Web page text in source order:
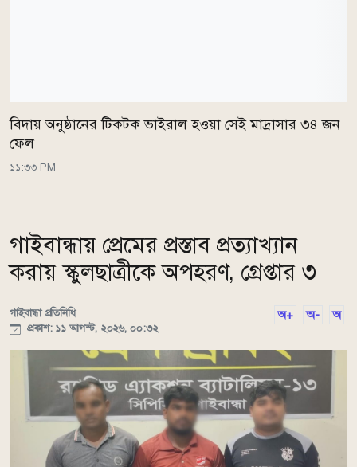
বিদায় অনুষ্ঠানের টিকটক ভাইরাল হওয়া সেই মাদ্রাসার ৩৪ জন
ফেল
১১:৩৩ PM
গাইবান্ধায় প্রেমের প্রস্তাব প্রত্যাখ্যান
করায় স্কুলছাত্রীকে অপহরণ, গ্রেপ্তার ৩
গাইবান্ধা প্রতিনিধি
প্রকাশ: ১১ আগস্ট, ২০২৬, ০০:৩২
অ+ অ- অ